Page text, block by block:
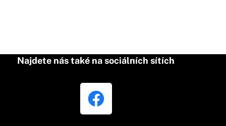
Najdete nás také na sociálních sítích